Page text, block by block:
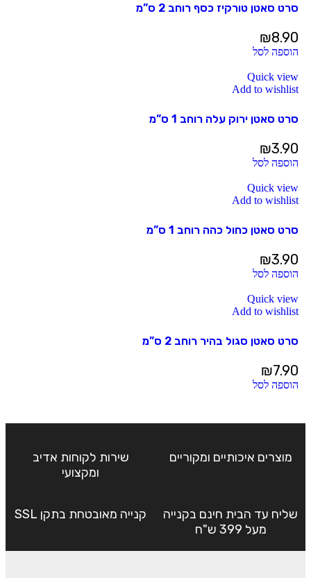
סרט סאטן טורקיז כסף רוחב 2 ס”מ
₪8.90
הוספה לסל
Quick view
Add to wishlist
סרט סאטן ירוק עלה רוחב 1 ס”מ
₪3.90
הוספה לסל
Quick view
Add to wishlist
סרט סאטן כחול כהה רוחב 1 ס”מ
₪3.90
הוספה לסל
Quick view
Add to wishlist
סרט סאטן סגול בהיר רוחב 2 ס”מ
₪7.90
הוספה לסל
מוצרים איכותיים ומקוריים
שירות לקוחות אדיב
ומקצועי
שליח עד הבית חינם בקנייה
מעל 399 ש"ח
קנייה מאובטחת בתקן SSL